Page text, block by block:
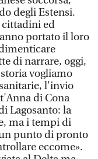
degli Estensi.
cittadini ed
portato il loro
di narrare, oggi,
vogliamo
l'invio
di Cona
Lagosanto: la
ma i tempi di
punto di pronto
eccome».